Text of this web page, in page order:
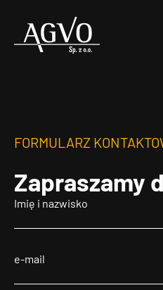
Header
FORMULARZ
Zapraszamy